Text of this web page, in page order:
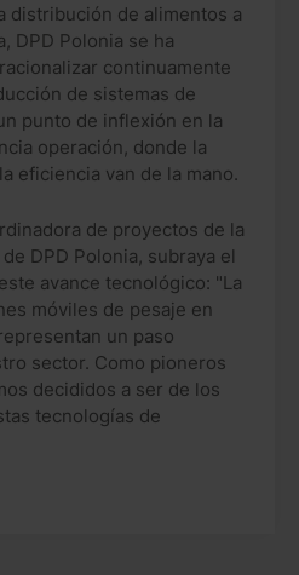
distribución de alimentos a
DPD Polonia se ha
continuamente
de sistemas de
punto de inflexión en la
operación, donde la
eficiencia van de la mano.
de proyectos de la
DPD Polonia, subraya el
avance tecnológico: "La
móviles de pesaje en
un paso
sector. Como pioneros
decididos a ser de los
tecnologías de